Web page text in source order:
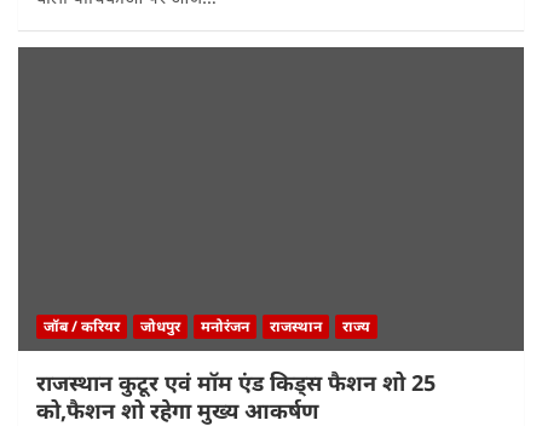
जॉब / करियर जोधपुर मनोरंजन राजस्थान राज्य
राजस्थान कुटूर एवं मॉम एंड किड्स फैशन शो 25
को,फैशन शो रहेगा मुख्य आकर्षण